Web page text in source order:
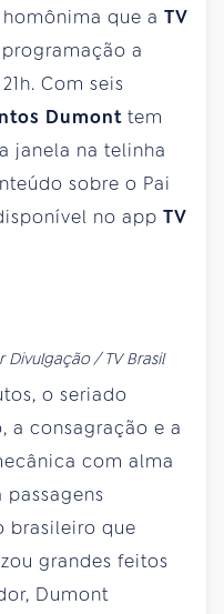
que a TV
a
Com seis
Dumont tem
janela na telinha
sobre o Pai
no app TV
Divulgação / TV Brasil
o seriado
a consagração e a
com alma
brasileiro que
grandes feitos
Dumont